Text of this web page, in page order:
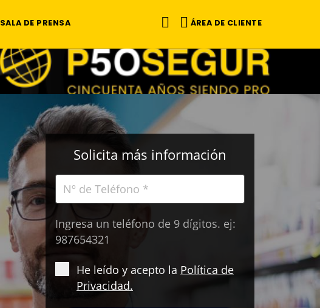
SALA DE PRENSA ÁREA DE CLIENTE
Solicita más información
Ingresa un teléfono de 9 dígitos. ej:
987654321
He leído y acepto la Política de
Privacidad.